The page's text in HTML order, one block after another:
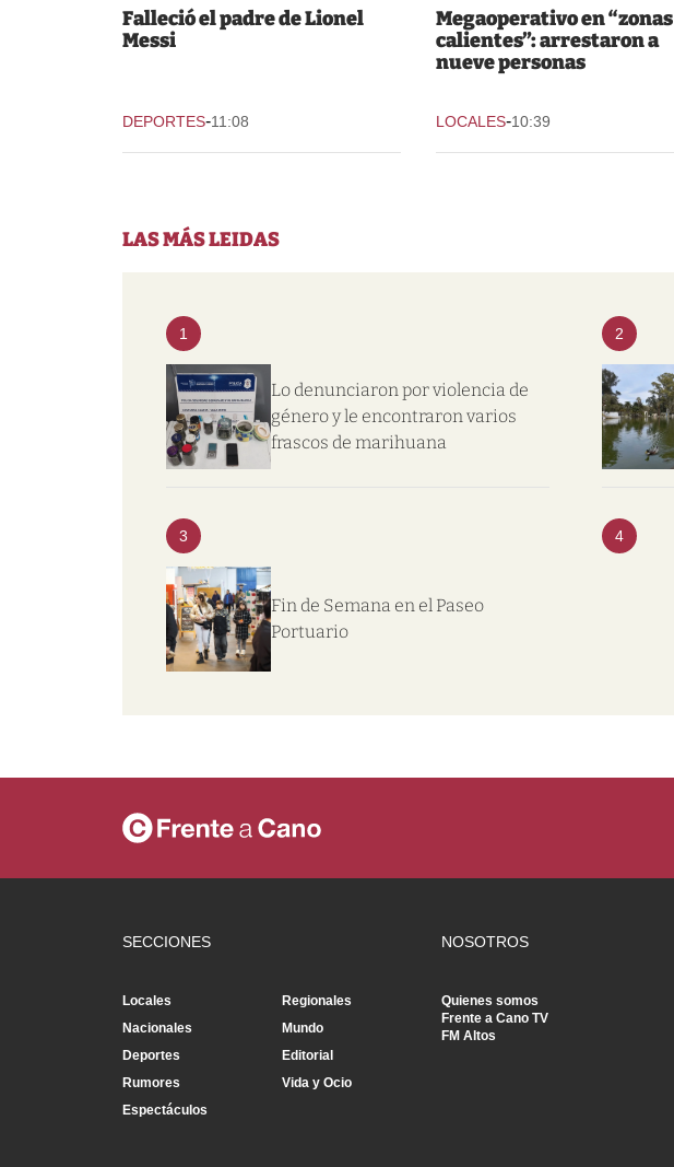
Falleció el padre de Lionel
Messi
DEPORTES-11:08
Megaoperativo en “zonas
calientes”: arrestaron a
nueve personas
LOCALES-10:39
LAS MÁS LEIDAS
1
Lo denunciaron por violencia de
género y le encontraron varios
frascos de marihuana
2
3
Fin de Semana en el Paseo
Portuario
4
SECCIONES
Locales
Regionales
Nacionales
Mundo
Deportes
Editorial
Rumores
Vida y Ocio
Espectáculos
NOSOTROS
Quienes somos
Frente a Cano TV
FM Altos